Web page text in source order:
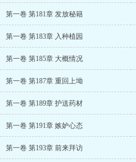
第一卷 第181章 发放秘籍
第一卷 第183章 入种植园
第一卷 第185章 大概情况
第一卷 第187章 重回上坳
第一卷 第189章 护送药材
第一卷 第191章 嫉妒心态
第一卷 第193章 前来拜访